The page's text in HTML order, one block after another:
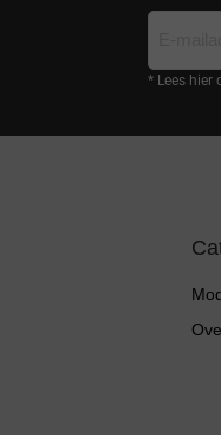
* Lees hier